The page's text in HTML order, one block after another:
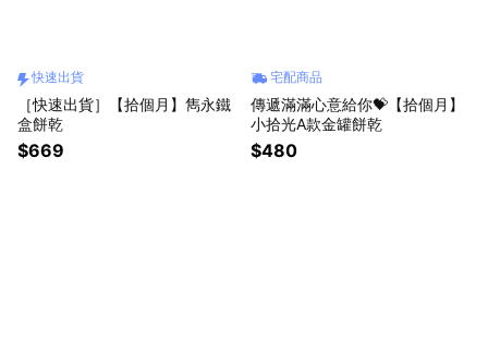
快速出貨
［快速出貨］【拾個月】雋永鐵
盒餅乾
$669
宅配商品
傳遞滿滿心意給你💝【拾個月】
小拾光A款金罐餅乾
$480